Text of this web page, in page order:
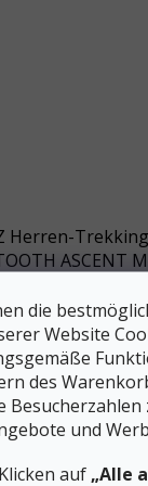
die
Website
des
und
auf „Alle
Herren-
ASCENT
€
Trekkingstiefel mit
für Trockenheit
mit Mesh und